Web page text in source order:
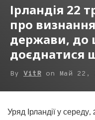
Ірландія 22
про
держави, до
доєднатися
By VitR on Май 22,
Уряд Ірландії у